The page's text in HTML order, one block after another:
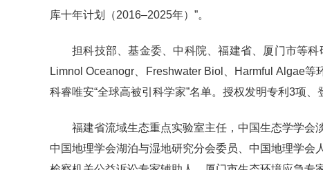
库十年计划（2016–2025年）”。
担科技部、基金委、中科院、福建省、厦门市等
Limnol Oceanogr、Freshwater Biol、Harmful Algae
科睿唯安“全球高被引科学家”名单。授权发明专利3项、
福建省流域生态重点实验室主任，中国生态学学会
中国地理学会湖泊与湿地研究分会委员、中国地理学